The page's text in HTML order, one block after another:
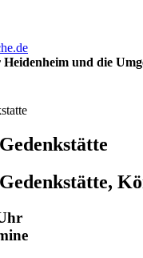
und die